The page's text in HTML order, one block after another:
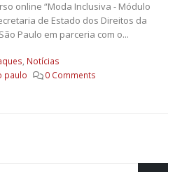
online “Moda Inclusiva - Módulo
de Estado dos Direitos da
Paulo em parceria com o...
, Notícias
paulo 0 Comments